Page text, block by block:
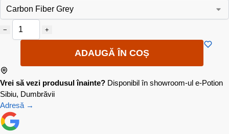
− +
ADAUGĂ ÎN COȘ
Vrei să vezi produsul înainte? Disponibil în showroom-ul e-Potion
Sibiu, Dumbrăvii
Adresă →